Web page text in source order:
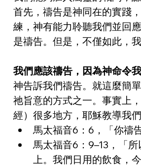
首先，禱告是神同在的實踐
練，神有能力聆聽我們並回
是禱告。但是，不僅如此，
我們應該禱告，因為神命令我
神告訴我們禱告。就這麼簡
祂旨意的方式之一。事實上
經）很多地方，耶穌教導我們
馬太福音6：6，「你禱
馬太福音6：9–13，「
上。我們日用的飲食，